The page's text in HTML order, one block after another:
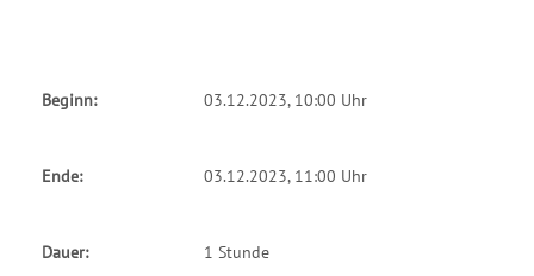
Beginn: 03.12.2023, 10:00 Uhr
Ende: 03.12.2023, 11:00 Uhr
Dauer: 1 Stunde